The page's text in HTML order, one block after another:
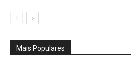
Mais Populares